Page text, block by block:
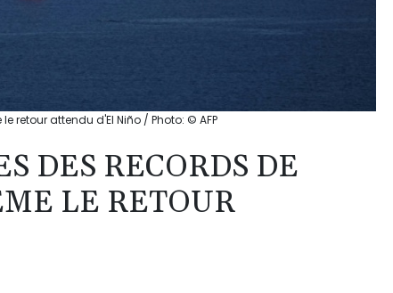
retour attendu d'El Niño / Photo: © AFP
DES RECORDS DE
LE RETOUR